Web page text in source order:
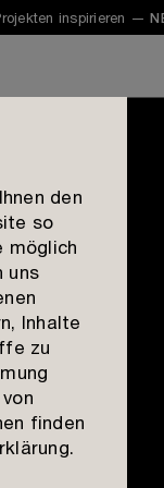
inspirieren — NEUE
den
so
möglich
uns
Inhalte
zu
finden